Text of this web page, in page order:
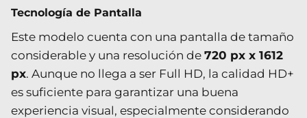
Tecnología de Pantalla
Este modelo cuenta con una pantalla de tamaño
considerable y una resolución de 720 px x 1612
px. Aunque no llega a ser Full HD, la calidad HD+
es suficiente para garantizar una buena
experiencia visual, especialmente considerando